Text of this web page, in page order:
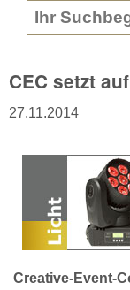
Search
CEC setzt
27.11.2014
Creative-Event-